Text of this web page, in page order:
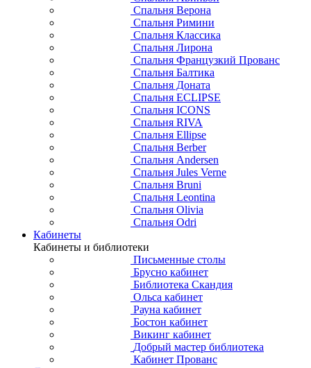
Спальня Верона
Спальня Римини
Спальня Классика
Спальня Лирона
Спальня Французкий Прованс
Спальня Балтика
Спальня Доната
Спальня ECLIPSE
Спальня ICONS
Спальня RIVA
Спальня Ellipse
Спальня Berber
Спальня Andersen
Спальня Jules Verne
Спальня Bruni
Спальня Leontina
Спальня Olivia
Спальня Odri
Кабинеты
Кабинеты и библиотеки
Письменные столы
Брусно кабинет
Библиотека Скандия
Ольса кабинет
Рауна кабинет
Бостон кабинет
Викинг кабинет
Добрый мастер библиотека
Кабинет Прованс